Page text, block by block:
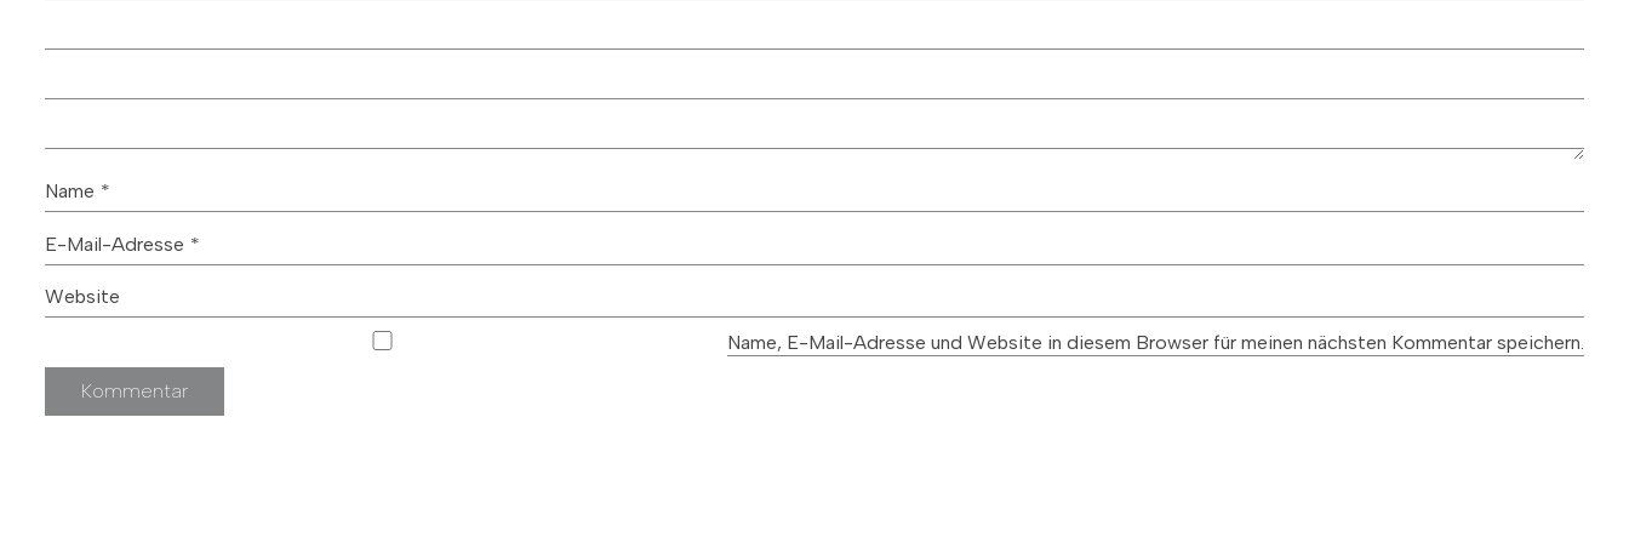
Name *
E-Mail-Adresse *
Website
Name, E-Mail-Adresse und Website in diesem Browser für meinen nächsten Kommentar speichern.